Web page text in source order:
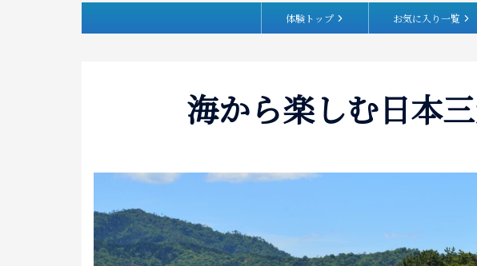
体験トップ お気に入り一覧
海から楽しむ日本